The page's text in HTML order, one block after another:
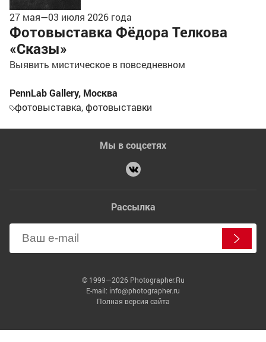
27 мая—03 июля 2026 года
Фотовыставка Фёдора Телкова
«Сказы»
Выявить мистическое в повседневном
PennLab Gallery, Москва
фотовыставка,фотовыставки
Мы в соцсетях
Рассылка
© 1999—2026 Photographer.Ru
E-mail: info@photographer.ru
Полная версия сайта